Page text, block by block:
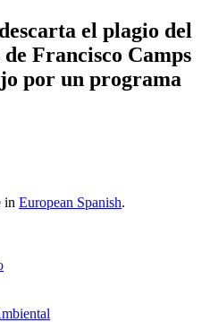
el plagio del
Francisco Camps
por un programa
in European Spanish.